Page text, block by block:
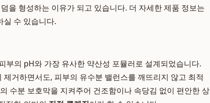
을 형성하는 이유가 되고 있습니다. 더 자세한 제품 정보는
실 수 있습니다.
부의 pH와 가장 유사한 약산성 포뮬러로 설계되었습니다.
거하면서도, 피부의 유수분 밸런스를 깨뜨리지 않고 최적
수분 보호막을 지켜주어 건조함이나 속당김 없이 편안한 상